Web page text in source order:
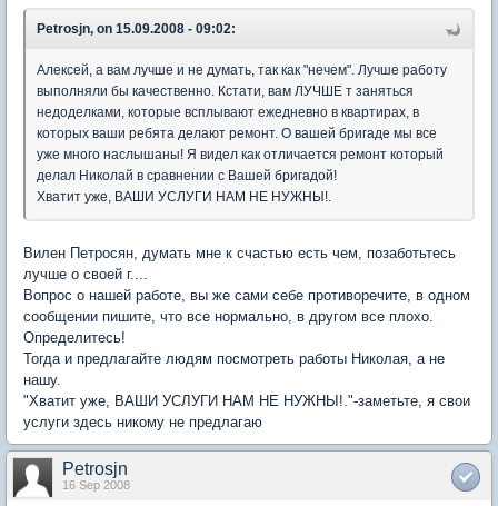
Petrosjn, on 15.09.2008 - 09:02:
Алексей, а вам лучше и не думать, так как "нечем". Лучше работу
выполняли бы качественно. Кстати, вам ЛУЧШЕ т заняться
недоделками, которые всплывают ежедневно в квартирах, в
которых ваши ребята делают ремонт. О вашей бригаде мы все
уже много наслышаны! Я видел как отличается ремонт который
делал Николай в сравнении с Вашей бригадой!
Хватит уже, ВАШИ УСЛУГИ НАМ НЕ НУЖНЫ!.
Вилен Петросян, думать мне к счастью есть чем, позаботьтесь
лучше о своей г....
Вопрос о нашей работе, вы же сами себе противоречите, в одном
сообщении пишите, что все нормально, в другом все плохо.
Определитесь!
Тогда и предлагайте людям посмотреть работы Николая, а не
нашу.
"Хватит уже, ВАШИ УСЛУГИ НАМ НЕ НУЖНЫ!."-заметьте, я свои
услуги здесь никому не предлагаю
Petrosjn
16 Sep 2008